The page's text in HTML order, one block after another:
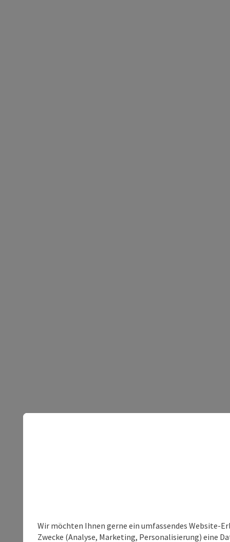
Wir möchten Ihnen gerne ein umfassendes Website-
Zwecke (Analyse, Marketing, Personalisierung) eine